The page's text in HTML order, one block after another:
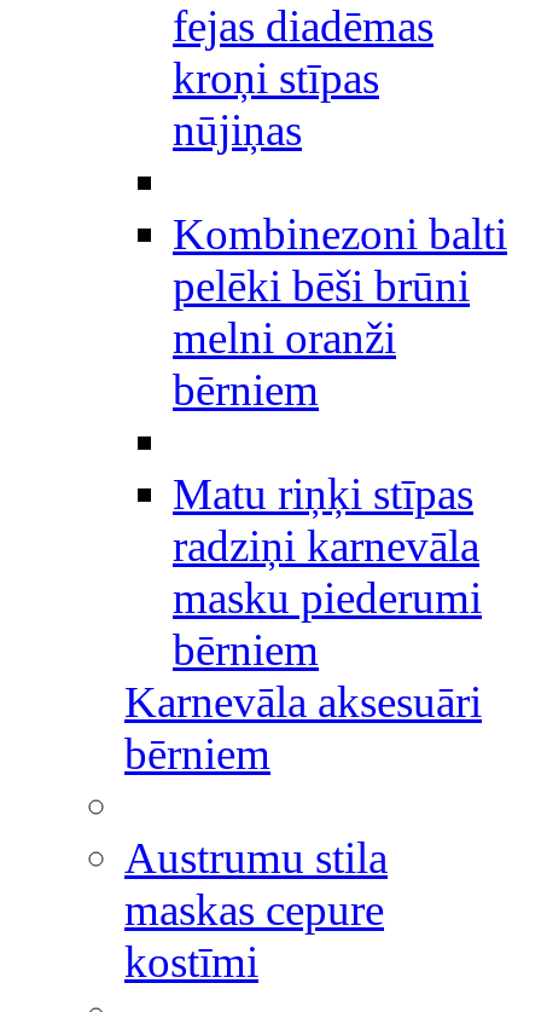
fejas diadēmas
kroņi stīpas
nūjiņas
Kombinezoni balti
pelēki bēši brūni
melni oranži
bērniem
Matu riņķi stīpas
radziņi karnevāla
masku piederumi
bērniem
Karnevāla aksesuāri
bērniem
Austrumu stila
maskas cepure
kostīmi